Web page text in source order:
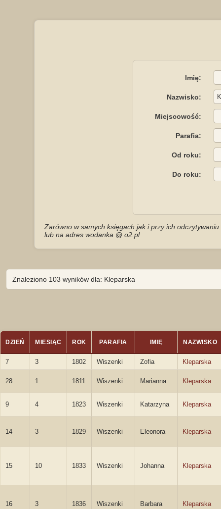
Imię:
Nazwisko:
Miejscowość:
Parafia:
Od roku:
Do roku:
Zarówno w samych księgach jak i przy ich
lub na adres wodanka @ o2.pl
Znaleziono 103 wyników dla: Kleparska
DZIEŃ MIESIĄC ROK PARAFIA IMIĘ NAZWISKO
7 3 1802 Wiszenki Zofia Kleparska
28 1 1811 Wiszenki Marianna Kleparska
9 4 1823 Wiszenki Katarzyna Kleparska
14 3 1829 Wiszenki Eleonora Kleparska
15 10 1833 Wiszenki Johanna Kleparska
16 3 1836 Wiszenki Barbara Kleparska